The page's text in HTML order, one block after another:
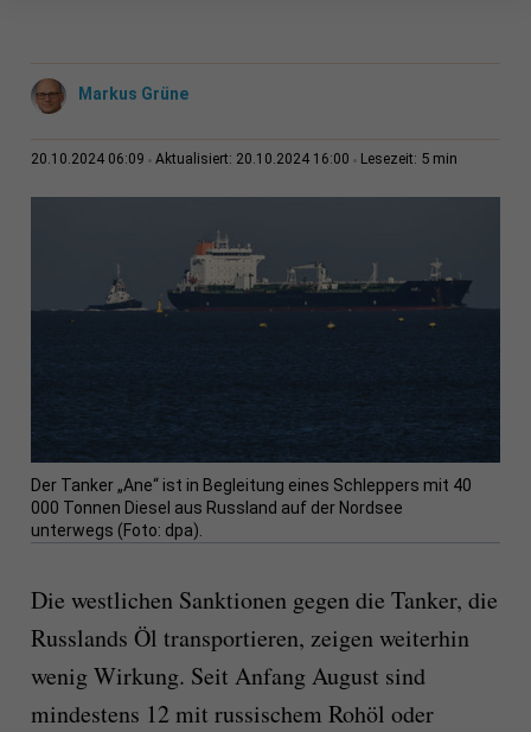
Markus Grüne
20.10.2024 06:09 Aktualisiert: 20.10.2024 16:00 Lesezeit: 5 min
Der Tanker „Ane“ ist in Begleitung eines Schleppers mit 40
000 Tonnen Diesel aus Russland auf der Nordsee
unterwegs (Foto: dpa).
Die westlichen Sanktionen gegen die Tanker, die
Russlands Öl transportieren, zeigen weiterhin
wenig Wirkung. Seit Anfang August sind
mindestens 12 mit russischem Rohöl oder